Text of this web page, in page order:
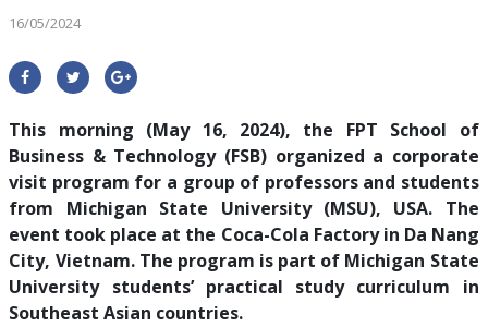
16/05/2024
This morning (May 16, 2024), the FPT School of
Business & Technology (FSB) organized a corporate
visit program for a group of professors and students
from Michigan State University (MSU), USA. The
event took place at the Coca-Cola Factory in Da Nang
City, Vietnam. The program is part of Michigan State
University students’ practical study curriculum in
Southeast Asian countries.